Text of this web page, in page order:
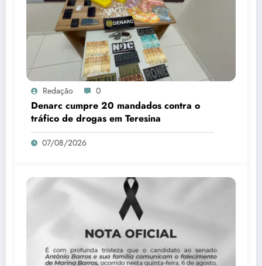
Redação 0
Denarc cumpre 20 mandados contra o
tráfico de drogas em Teresina
07/08/2026